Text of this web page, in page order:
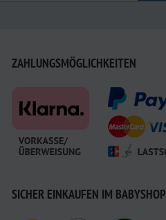
ZAHLUNGSMÖGLICHKEITEN
SICHER EINKAUFEN IM BABYSHOP